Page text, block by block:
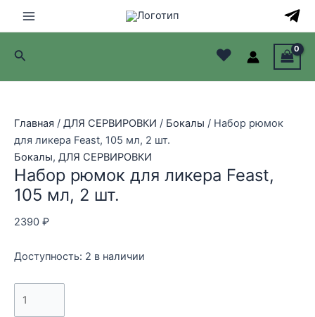
Main
Menu
Поиск ♥
Главная / ДЛЯ СЕРВИРОВКИ / Бокалы / Набор рюмок
для ликера Feast, 105 мл, 2 шт.
Бокалы, ДЛЯ СЕРВИРОВКИ
Набор рюмок для ликера Feast,
105 мл, 2 шт.
2390 ₽
Доступность: 2 в наличии
товара